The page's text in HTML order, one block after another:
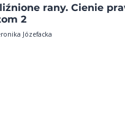
rany. Cienie
2
Józefacka